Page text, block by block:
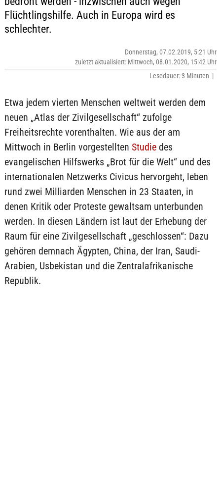
Flüchtlingshilfe. Auch in Europa wird es
schlechter.
Donnerstag, 07.02.2019, 5:21 Uhr
zuletzt aktualisiert: Mittwoch, 08.01.2020, 15:42 Uhr
Lesedauer: 3 Minuten |
Etwa jedem vierten Menschen weltweit werden dem
neuen „Atlas der Zivilgesellschaft“ zufolge
Freiheitsrechte vorenthalten. Wie aus der am
Mittwoch in Berlin vorgestellten Studiedes
evangelischen Hilfswerks „Brot für die Welt“ und des
internationalen Netzwerks Civicus hervorgeht, leben
rund zwei Milliarden Menschen in 23 Staaten, in
denen Kritik oder Proteste gewaltsam unterbunden
werden. In diesen Ländern ist laut der Erhebung der
Raum für eine Zivilgesellschaft „geschlossen“: Dazu
gehören demnach Ägypten, China, der Iran, Saudi-
Arabien, Usbekistan und die Zentralafrikanische
Republik.